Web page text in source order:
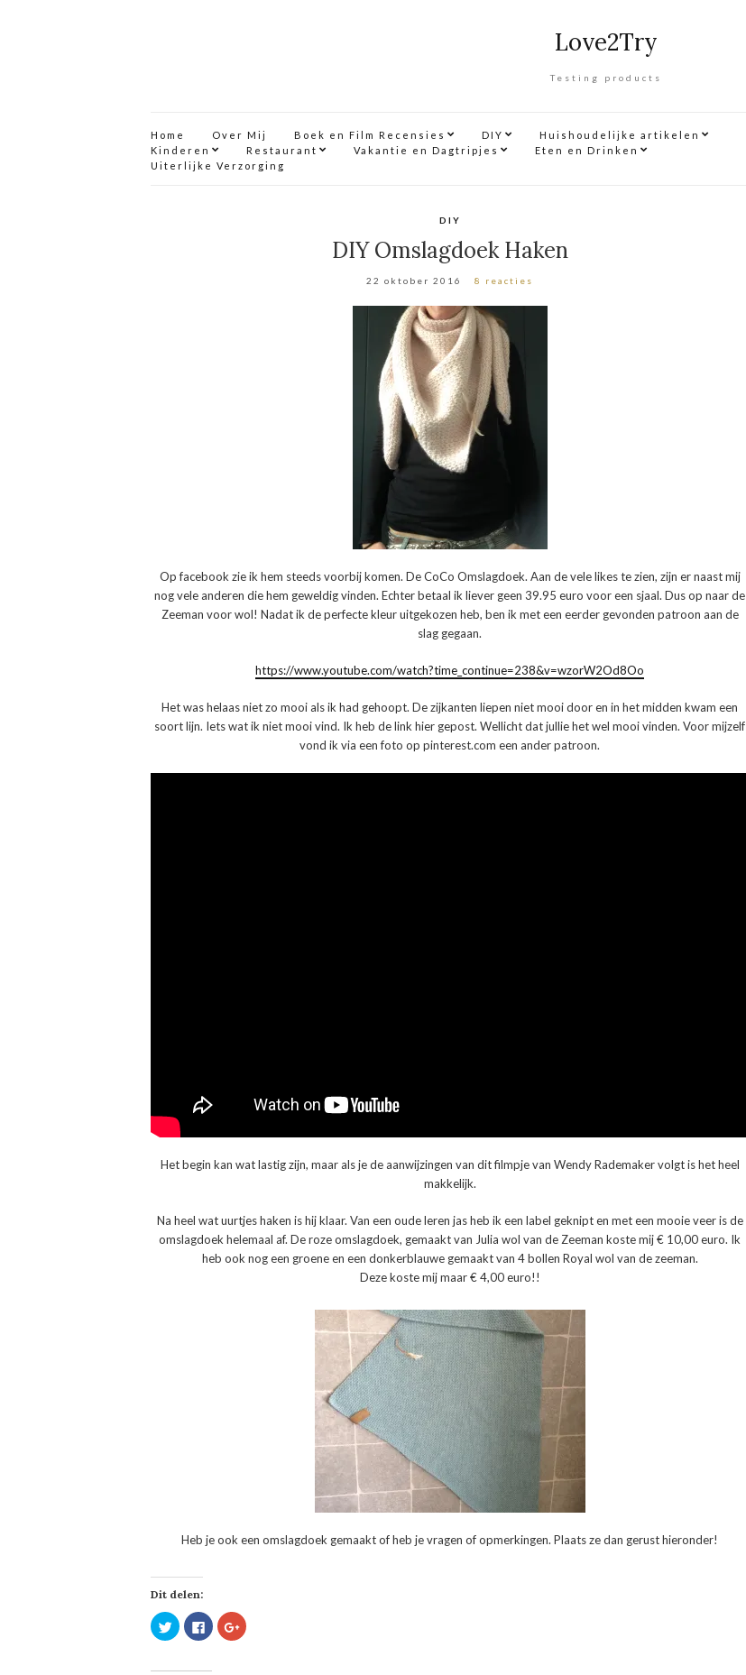
Love2Try
Testing products
Home Over Mij Boek en Film Recensies DIY
Huishoudelijke artikelen
Kinderen
Restaurant Vakantie en Dagtripjes
Eten en Drinken
Uiterlijke Verzorging
DIY
DIY Omslagdoek Haken
22 oktober 2016 8 reacties
Op facebook zie ik hem steeds voorbij komen. De CoCo Omslagdoek. Aan de vele likes te zien, zijn er naast mij
nog vele anderen die hem geweldig vinden. Echter betaal ik liever geen 39.95 euro voor een sjaal. Dus op naar de
Zeeman voor wol! Nadat ik de perfecte kleur uitgekozen heb, ben ik met een eerder gevonden patroon aan de
slag gegaan.
https://www.youtube.com/watch?time_continue=238&v=wzorW2Od8Oo
Het was helaas niet zo mooi als ik had gehoopt. De zijkanten liepen niet mooi door en in het midden kwam een
soort lijn. Iets wat ik niet mooi vind. Ik heb de link hier gepost. Wellicht dat jullie het wel mooi vinden. Voor mijzelf
vond ik via een foto op pinterest.com een ander patroon.
Het begin kan wat lastig zijn, maar als je de aanwijzingen van dit filmpje van Wendy Rademaker volgt is het heel
makkelijk.
Na heel wat uurtjes haken is hij klaar. Van een oude leren jas heb ik een label geknipt en met een mooie veer is de
omslagdoek helemaal af. De roze omslagdoek, gemaakt van Julia wol van de Zeeman koste mij € 10,00 euro. Ik
heb ook nog een groene en een donkerblauwe gemaakt van 4 bollen Royal wol van de zeeman.
Deze koste mij maar € 4,00 euro!!
Heb je ook een omslagdoek gemaakt of heb je vragen of opmerkingen. Plaats ze dan gerust hieronder!
Dit delen:
Klik
om
Klik
om
Klik
om